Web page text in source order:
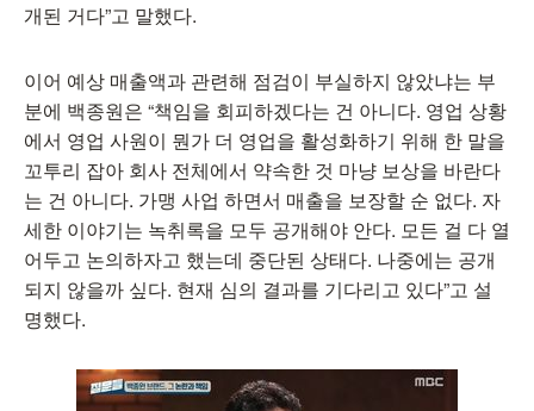
개된 거다”고 말했다.
이어 예상 매출액과 관련해 점검이 부실하지 않았냐는 부
분에 백종원은 “책임을 회피하겠다는 건 아니다. 영업 상황
에서 영업 사원이 뭔가 더 영업을 활성화하기 위해 한 말을
꼬투리 잡아 회사 전체에서 약속한 것 마냥 보상을 바란다
는 건 아니다. 가맹 사업 하면서 매출을 보장할 순 없다. 자
세한 이야기는 녹취록을 모두 공개해야 안다. 모든 걸 다 열
어두고 논의하자고 했는데 중단된 상태다. 나중에는 공개
되지 않을까 싶다. 현재 심의 결과를 기다리고 있다”고 설
명했다.